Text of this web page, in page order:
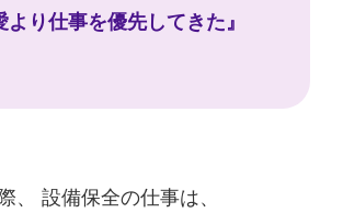
より仕事を優先してきた』
、 設備保全の仕事は、